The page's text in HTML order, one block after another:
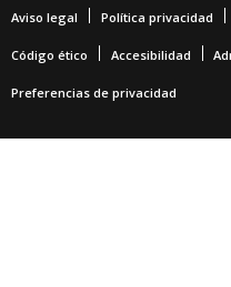
Aviso legal Política privacidad
Código ético Accesibilidad
Preferencias de privacidad